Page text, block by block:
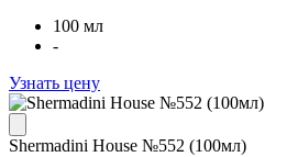
100 мл
-
Узнать цену
Shermadini House №552 (100мл)